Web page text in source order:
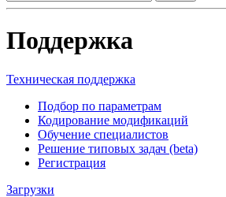
Поддержка
Техническая поддержка
Подбор по параметрам
Кодирование модификаций
Обучение специалистов
Решение типовых задач (beta)
Регистрация
Загрузки